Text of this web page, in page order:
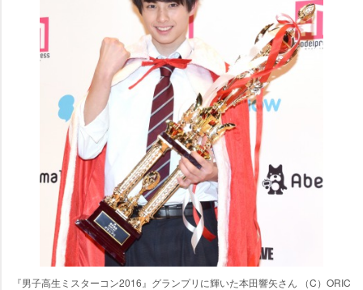
『男子高生ミスターコン2016』グランプリに輝いた本田響矢さん （C）ORIC